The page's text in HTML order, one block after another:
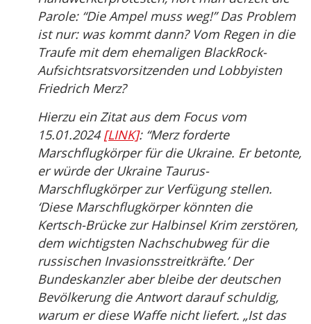
Parole: “Die Ampel muss weg!” Das Problem
ist nur: was kommt dann? Vom Regen in die
Traufe mit dem ehemaligen BlackRock-
Aufsichtsratsvorsitzenden und Lobbyisten
Friedrich Merz?
Hierzu ein Zitat aus dem Focus vom
15.01.2024[LINK]: “Merz forderte
Marschflugkörper für die Ukraine. Er betonte,
er würde der Ukraine Taurus-
Marschflugkörper zur Verfügung stellen.
‘Diese Marschflugkörper könnten die
Kertsch-Brücke zur Halbinsel Krim zerstören,
dem wichtigsten Nachschubweg für die
russischen Invasionsstreitkräfte.’ Der
Bundeskanzler aber bleibe der deutschen
Bevölkerung die Antwort darauf schuldig,
warum er diese Waffe nicht liefert. „Ist das